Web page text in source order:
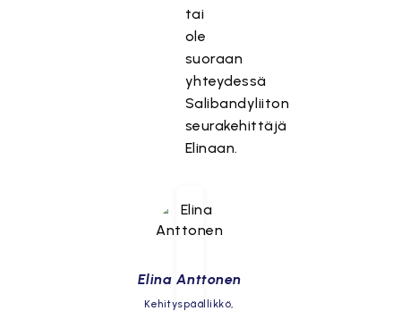
tai
ole
suoraan
yhteydessä
Salibandyliiton
seurakehittäjä
Elinaan.
Elina Anttonen
Kehityspäällikkö,